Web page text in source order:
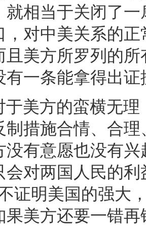
就相当于关闭了
，对中美关系的
且美方所罗列的
有一条能拿得出
方的蛮横无理
制措施合情、合
没有意愿也没有
会对两国人民的
证明美国的强大
果美方还要一错